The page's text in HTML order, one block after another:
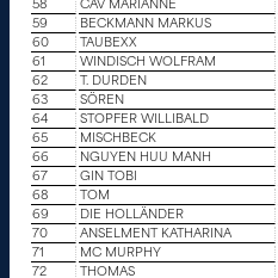
58
CAV MARIANNE
59
BECKMANN MARKUS
60
TAUBEXX
61
WINDISCH WOLFRAM
62
T. DURDEN
63
SÖREN
64
STOPFER WILLIBALD
65
MISCHBECK
66
NGUYEN HUU MANH
67
GIN TOBI
68
TOM
69
DIE HOLLÄNDER
70
ANSELMENT KATHARINA
71
MC MURPHY
72
THOMAS